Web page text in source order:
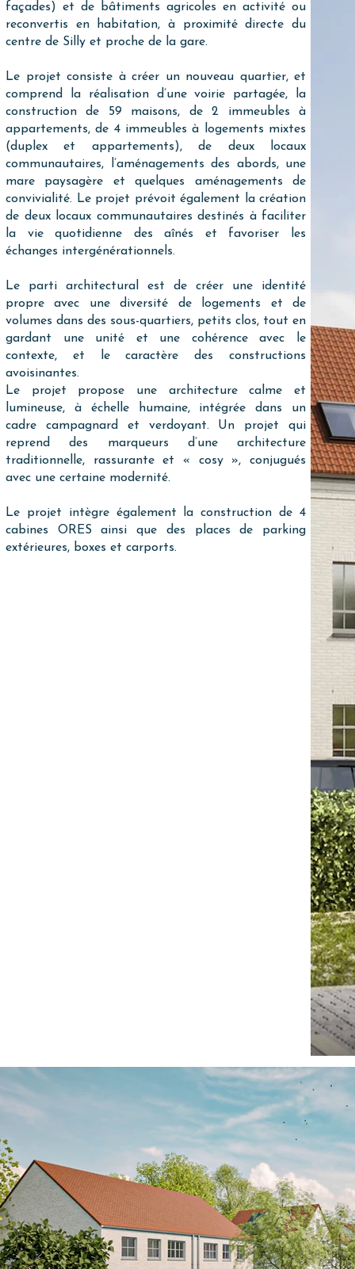
façades) et de bâtiments agricoles en activité ou
reconvertis en habitation, à proximité directe du
centre de Silly et proche de la gare.
Le projet consiste à créer un nouveau quartier, et
comprend la réalisation d’une voirie partagée, la
construction de 59 maisons, de 2 immeubles à
appartements, de 4 immeubles à logements mixtes
(duplex et appartements), de deux locaux
communautaires, l’aménagements des abords, une
mare paysagère et quelques aménagements de
convivialité. Le projet prévoit également la création
de deux locaux communautaires destinés à faciliter
la vie quotidienne des aînés et favoriser les
échanges intergénérationnels.
Le parti architectural est de créer une identité
propre avec une diversité de logements et de
volumes dans des sous-quartiers, petits clos, tout en
gardant une unité et une cohérence avec le
contexte, et le caractère des constructions
avoisinantes.
Le projet propose une architecture calme et
lumineuse, à échelle humaine, intégrée dans un
cadre campagnard et verdoyant. Un projet qui
reprend des marqueurs d’une architecture
traditionnelle, rassurante et « cosy », conjugués
avec une certaine modernité.
Le projet intègre également la construction de 4
cabines ORES ainsi que des places de parking
extérieures, boxes et carports.